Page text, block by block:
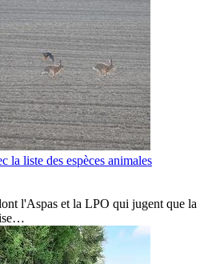
liste des espèces animales
l'Aspas et la LPO qui jugent que la